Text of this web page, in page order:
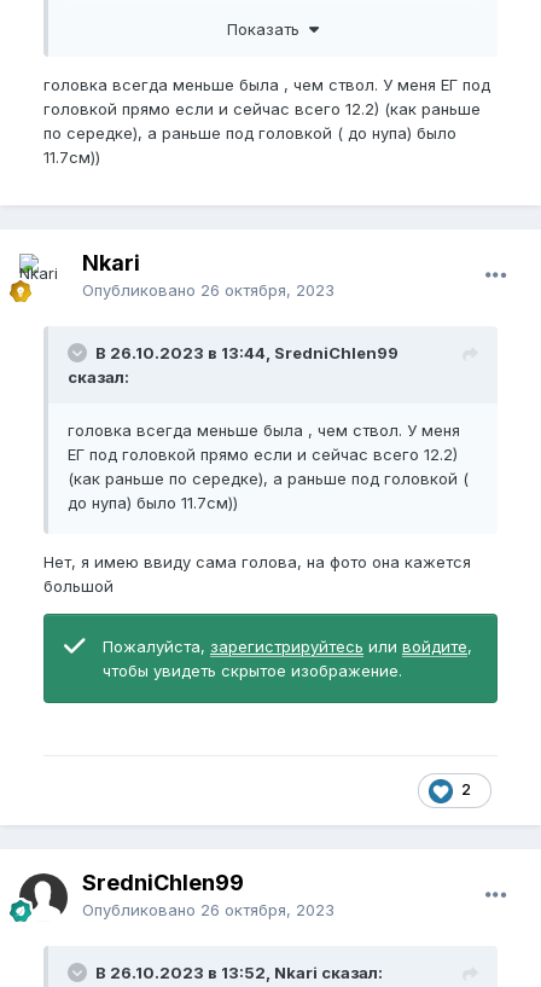
Показать
головка всегда меньше была , чем ствол. У меня ЕГ под
головкой прямо если и сейчас всего 12.2) (как раньше
по середке), а раньше под головкой ( до нупа) было
11.7см))
Nkari
Опубликовано 26 октября, 2023
В 26.10.2023 в 13:44, SredniChlen99
сказал:
головка всегда меньше была , чем ствол. У меня
ЕГ под головкой прямо если и сейчас всего 12.2)
(как раньше по середке), а раньше под головкой (
до нупа) было 11.7см))
Нет, я имею ввиду сама голова, на фото она кажется
большой
Пожалуйста, зарегистрируйтесь или войдите,
чтобы увидеть скрытое изображение.
2
SredniChlen99
Опубликовано 26 октября, 2023
В 26.10.2023 в 13:52, Nkari сказал: